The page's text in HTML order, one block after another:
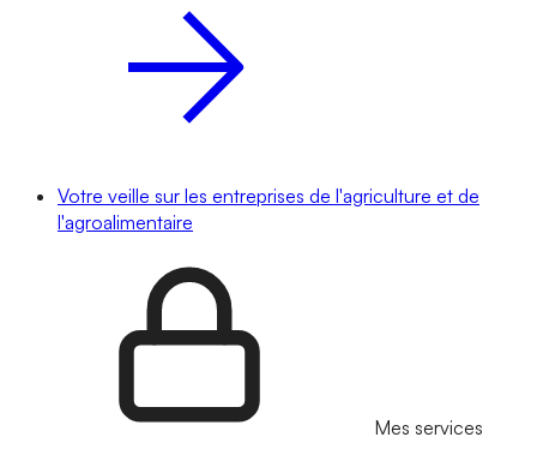
Votre veille sur les entreprises de l'agriculture et de
l'agroalimentaire
Mes services